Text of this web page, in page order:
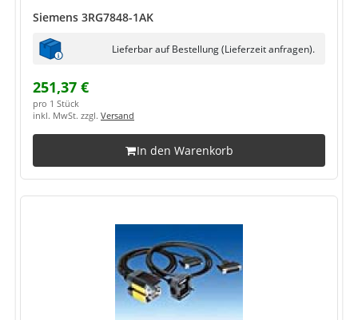
Siemens 3RG7848-1AK
Lieferbar auf Bestellung (Lieferzeit anfragen).
251,37 €
pro 1 Stück
inkl. MwSt. zzgl. Versand
In den Warenkorb